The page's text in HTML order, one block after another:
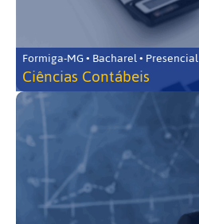
Formiga-MG • Bacharel • Presencial
Ciências Contábeis